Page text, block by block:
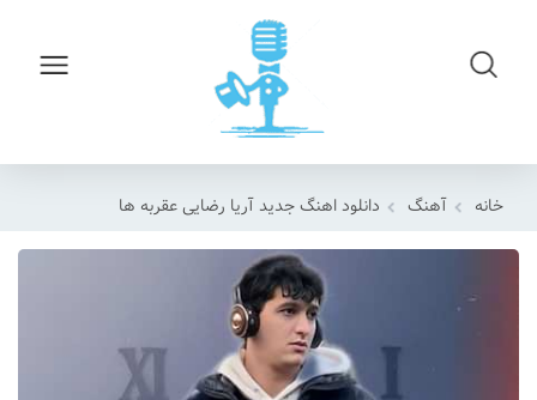
خانه آهنگ دانلود اهنگ جدید آریا رضایی عقربه ها